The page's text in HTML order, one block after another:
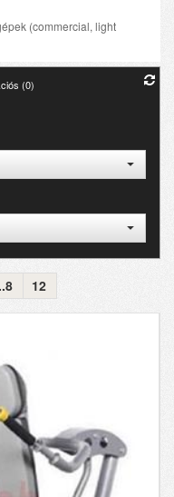
(commercial, light
(0)
12